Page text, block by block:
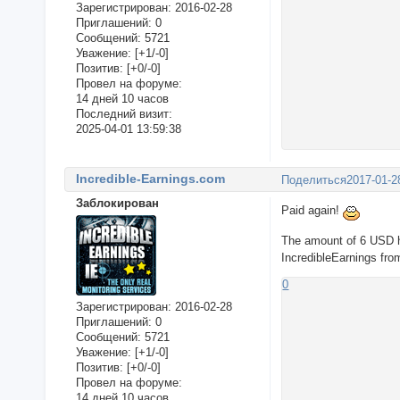
Зарегистрирован: 2016-02-28
Приглашений: 0
Сообщений: 5721
Уважение: [+1/-0]
Позитив: [+0/-0]
Провел на форуме:
14 дней 10 часов
Последний визит:
2025-04-01 13:59:38
Поделиться2017-01-
Incredible-Earnings.com
Заблокирован
Зарегистрирован: 2016-02-28
Приглашений: 0
Сообщений: 5721
Уважение: [+1/-0]
Позитив: [+0/-0]
Провел на форуме:
Paid again!
The amount of 6 USD
IncredibleEarnings
0